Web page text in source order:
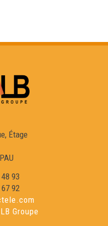
Étage
93
92
LB Groupe